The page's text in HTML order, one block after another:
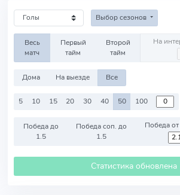
Выбор сезонов
Весь
матч
Первый
тайм
Второй
тайм
Дома На выезде Все
5 10 15 20 30 40 50 100
Победа до
1.5
Победа соп. до
1.5
Победа от
Статистика обновлена